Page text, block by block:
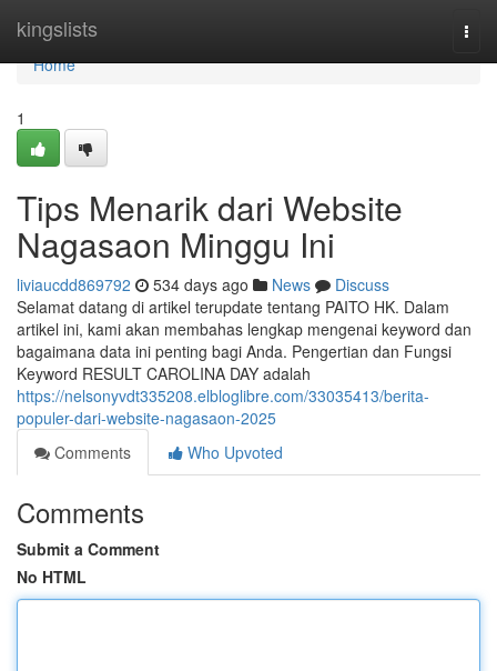
kingslists
Home
Home
1
Tips Menarik dari Website
Nagasaon Minggu Ini
liviaucdd869792 534 days ago News
Discuss
Selamat datang di artikel terupdate tentang PAITO HK. Dalam
artikel ini, kami akan membahas lengkap mengenai keyword dan
bagaimana data ini penting bagi Anda. Pengertian dan Fungsi
Keyword RESULT CAROLINA DAY adalah
https://nelsonyvdt335208.elbloglibre.com/33035413/berita-
populer-dari-website-nagasaon-2025
Comments
Who Upvoted
Comments
Submit a Comment
No HTML